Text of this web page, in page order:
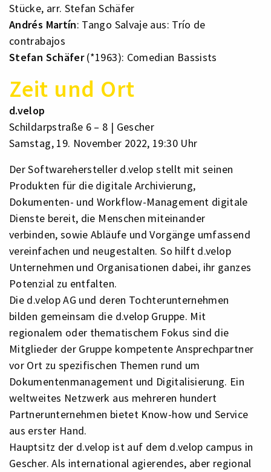
Stücke, arr. Stefan Schäfer
Andrés Martín: Tango Salvaje aus: Trío de
contrabajos
Stefan Schäfer(*1963): Comedian Bassists
Zeit und Ort
d.velop
Schildarpstraße 6 – 8 | Gescher
Samstag, 19. November 2022, 19:30 Uhr
Der Softwarehersteller d.velop stellt mit seinen
Produkten für die digitale Archivierung,
Dokumenten- und Workflow-Management digitale
Dienste bereit, die Menschen miteinander
verbinden, sowie Abläufe und Vorgänge umfassend
vereinfachen und neugestalten. So hilft d.velop
Unternehmen und Organisationen dabei, ihr ganzes
Potenzial zu entfalten.
Die d.velop AG und deren Tochterunternehmen
bilden gemeinsam die d.velop Gruppe. Mit
regionalem oder thematischem Fokus sind die
Mitglieder der Gruppe kompetente Ansprechpartner
vor Ort zu spezifischen Themen rund um
Dokumentenmanagement und Digitalisierung. Ein
weltweites Netzwerk aus mehreren hundert
Partnerunternehmen bietet Know-how und Service
aus erster Hand.
Hauptsitz der d.velop ist auf dem d.velop campus in
Gescher. Als international agierendes, aber regional